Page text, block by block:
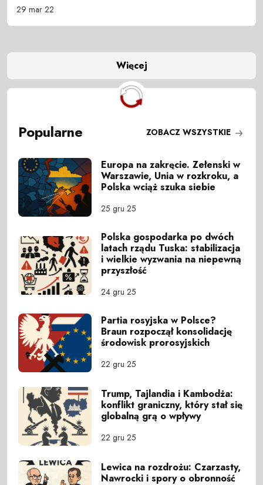
29 mar 22
Więcej
Popularne ZOBACZ WSZYSTKIE
Europa na zakręcie. Zełenski w
Warszawie, Unia w rozkroku, a
Polska wciąż szuka siebie
25 gru 25
Polska gospodarka po dwóch
latach rządu Tuska: stabilizacja
i wielkie wyzwania na niepewną
przyszłość
24 gru 25
Partia rosyjska w Polsce?
Braun rozpoczął konsolidację
środowisk prorosyjskich
22 gru 25
Trump, Tajlandia i Kambodża:
konflikt graniczny, który stał się
globalną grą o wpływy
22 gru 25
Lewica na rozdrożu: Czarzasty,
Nawrocki i spory o obronność